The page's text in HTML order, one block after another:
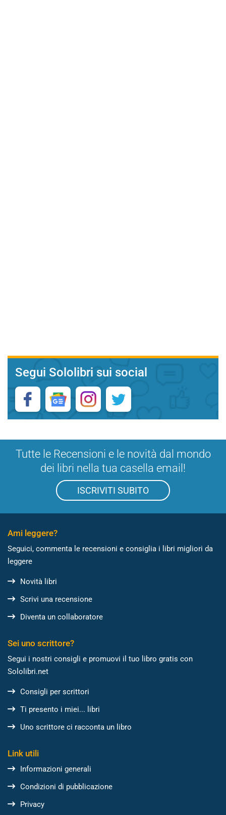
Segui Sololibri sui social
Tutte le Recensioni e le novità dal mondo
dei libri nella tua casella email!
ISCRIVITI SUBITO
Ami leggere?
Seguici, commenta le recensioni e consiglia i libri migliori da
leggere
Novità libri
Scrivi una recensione
Diventa un collaboratore
Sei uno scrittore?
Segui i nostri consigli e promuovi il tuo libro gratis con
Sololibri.net
Consigli per scrittori
Ti presento i miei... libri
Uno scrittore ci racconta un libro
Link utili
Informazioni generali
Condizioni di pubblicazione
Privacy